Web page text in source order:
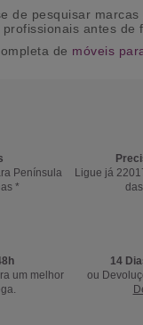
de pesquisar
antes de
de móveis
Península
*
Ligue já
um melhor
14
ou